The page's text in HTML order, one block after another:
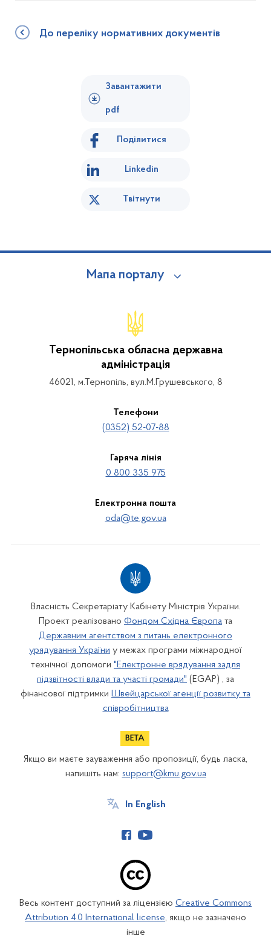
До переліку нормативних документів
Завантажити
pdf
Поділитися
Linkedin
Твітнути
Мапа порталу
Тернопільська обласна державна
адміністрація
46021, м.Тернопіль, вул.М.Грушевського, 8
Телефони
(0352) 52-07-88
Гаряча лінія
0 800 335 975
Електронна пошта
oda@te.gov.ua
Власність Секретаріату Кабінету Міністрів України.
Проект реалізовано Фондом Східна Європа та
Державним агентством з питань електронного
урядування України у межах програми міжнародної
технічної допомоги "Електронне врядування задля
підзвітності влади та участі громади" (EGAP) , за
фінансової підтримки Швейцарської агенції розвитку та
співробітництва
Якщо ви маєте зауваження або пропозиції, будь ласка,
напишіть нам: support@kmu.gov.ua
In English
Весь контент доступний за ліцензією Creative Commons
Attribution 4.0 International license, якщо не зазначено
інше